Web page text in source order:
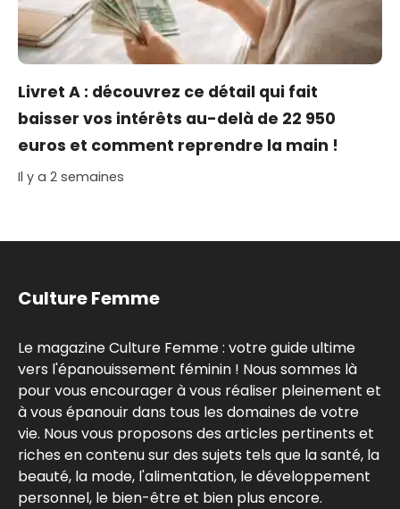
Livret A : découvrez ce détail qui fait
baisser vos intérêts au-delà de 22 950
euros et comment reprendre la main !
Il y a 2 semaines
Culture Femme
Le magazine Culture Femme : votre guide ultime
vers l'épanouissement féminin ! Nous sommes là
pour vous encourager à vous réaliser pleinement et
à vous épanouir dans tous les domaines de votre
vie. Nous vous proposons des articles pertinents et
riches en contenu sur des sujets tels que la santé, la
beauté, la mode, l'alimentation, le développement
personnel, le bien-être et bien plus encore.